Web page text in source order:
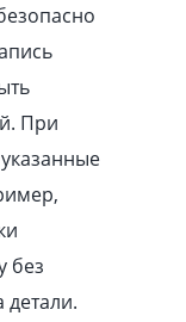
При
без
детали.